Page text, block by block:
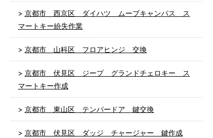
京都市 西京区 ダイハツ ムーブキャンパス ス
マートキー紛失作業
京都市 山科区 フロアヒンジ 交換
京都市 伏見区 ジープ グランドチェロキー ス
マートキー作成
京都市 東山区 テンパードア 鍵交換
京都市 伏見区 ダッジ チャージャー 鍵作成